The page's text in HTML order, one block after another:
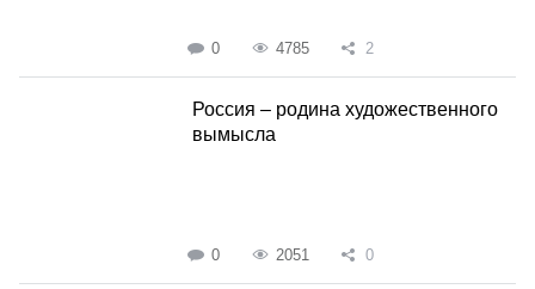
0 4785 2
Россия – родина художественного
вымысла
0 2051 0